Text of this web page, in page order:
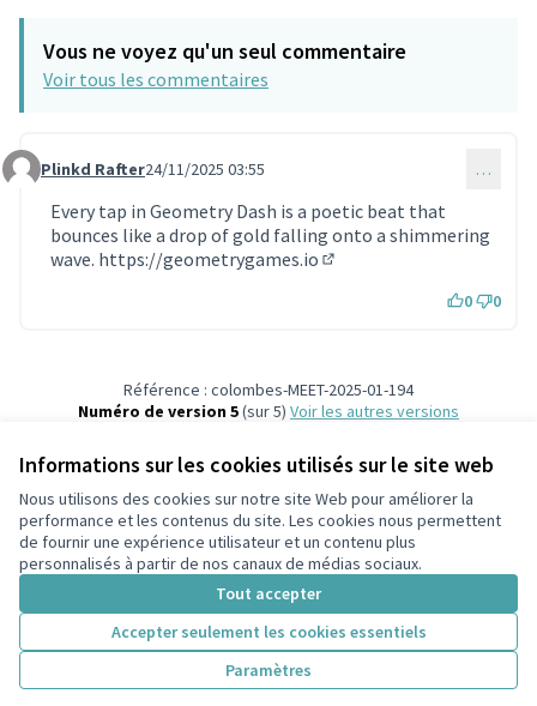
Informations sur les cookies utilisés sur le site web
Nous utilisons des cookies sur notre site Web pour améliorer la
performance et les contenus du site. Les cookies nous permettent
de fournir une expérience utilisateur et un contenu plus
personnalisés à partir de nos canaux de médias sociaux.
Tout accepter
Accepter seulement les cookies essentiels
Paramètres
Vous ne voyez qu'un seul commentaire
Voir tous les commentaires
Commentaire 1981
Plinkd Rafter24/11/2025 03:55 …
Every tap in Geometry Dash is a poetic beat that
bounces like a drop of gold falling onto a shimmering
wave. https://geometrygames.io
0 0
Référence : colombes-MEET-2025-01-194
Numéro de version 5(sur 5)
voir les autres versions
Conditions d'utilisation
Paramètres des cookies
participons.colombes.fr sur Facebook
(Lien externe)
Site réalisé grâce aulogiciel libre Decidim .
Licence
(Lien